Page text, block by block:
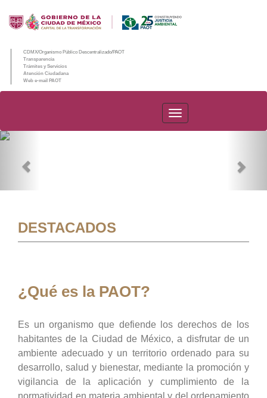
CDMX/Organismo Público Descentralizado/PAOT
Transparencia
Trámites y Servicios
Atención Ciudadana
Web e-mail PAOT
PAOT
DESTACADOS
¿Qué es la PAOT?
Es un organismo que defiende los derechos de los
habitantes de la Ciudad de México, a disfrutar de un
ambiente adecuado y un territorio ordenado para su
desarrollo, salud y bienestar, mediante la promoción y
vigilancia de la aplicación y cumplimiento de la
normatividad en materia ambiental y del ordenamiento